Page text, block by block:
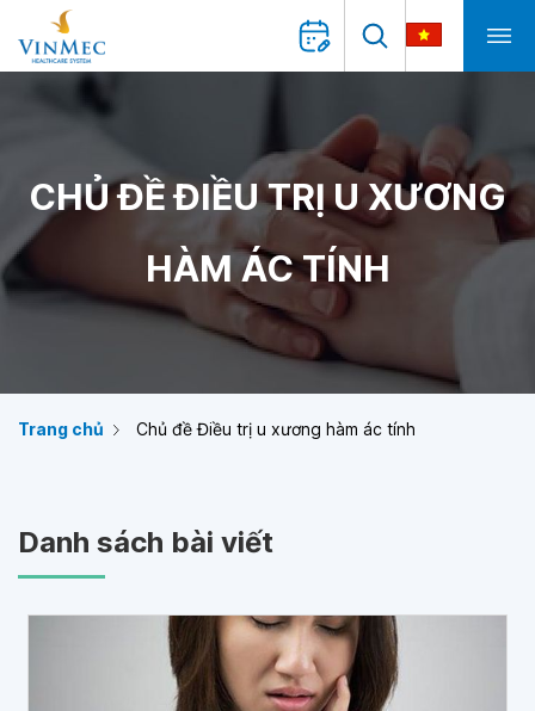
CHỦ ĐỀ ĐIỀU TRỊ U XƯƠNG
HÀM ÁC TÍNH
Trang chủ Chủ đề Điều trị u xương hàm ác tính
Danh sách bài viết